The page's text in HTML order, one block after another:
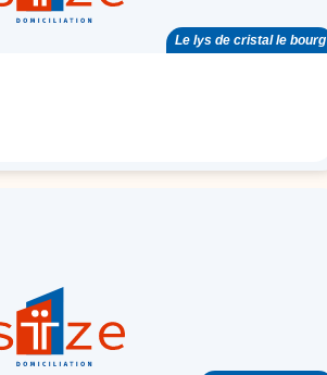
Le lys de cristal le bourg